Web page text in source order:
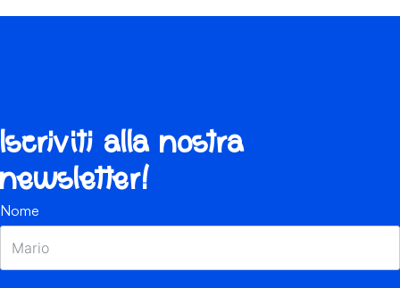
Iscriviti alla nostra
newsletter!
Nome